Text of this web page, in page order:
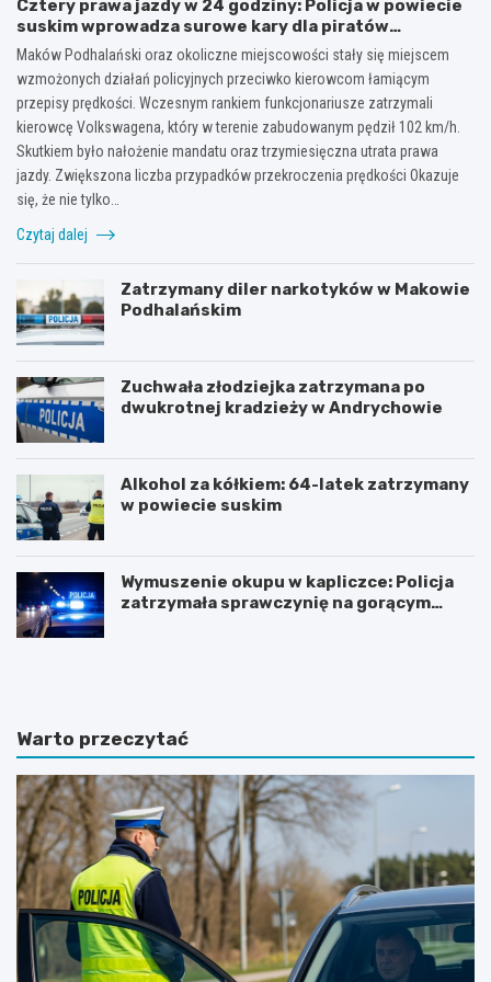
Cztery prawa jazdy w 24 godziny: Policja w powiecie
suskim wprowadza surowe kary dla piratów
drogowych!
Maków Podhalański oraz okoliczne miejscowości stały się miejscem
wzmożonych działań policyjnych przeciwko kierowcom łamiącym
przepisy prędkości. Wczesnym rankiem funkcjonariusze zatrzymali
kierowcę Volkswagena, który w terenie zabudowanym pędził 102 km/h.
Skutkiem było nałożenie mandatu oraz trzymiesięczna utrata prawa
jazdy. Zwiększona liczba przypadków przekroczenia prędkości Okazuje
się, że nie tylko…
Czytaj dalej
Zatrzymany diler narkotyków w Makowie
Podhalańskim
Zuchwała złodziejka zatrzymana po
dwukrotnej kradzieży w Andrychowie
Alkohol za kółkiem: 64-latek zatrzymany
w powiecie suskim
Wymuszenie okupu w kapliczce: Policja
zatrzymała sprawczynię na gorącym
Z
n
y
w
z
r
o
s
t
o
d
Z
s
k
o
t
u
r
y
s
t
y
Warto przeczytać